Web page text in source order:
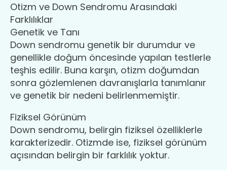
Otizm ve Down Sendromu Arasındaki
Farklılıklar
Genetik ve Tanı
Down sendromu genetik bir durumdur ve
genellikle doğum öncesinde yapılan testlerle
teşhis edilir. Buna karşın, otizm doğumdan
sonra gözlemlenen davranışlarla tanımlanır
ve genetik bir nedeni belirlenmemiştir.
Fiziksel Görünüm
Down sendromu, belirgin fiziksel özelliklerle
karakterizedir. Otizmde ise, fiziksel görünüm
açısından belirgin bir farklılık yoktur.